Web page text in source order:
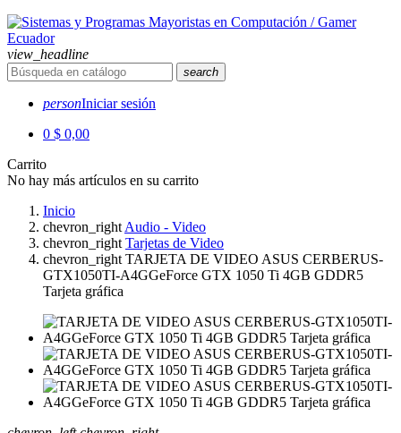
view_headline
search
personIniciar sesión
0 $ 0,00
Carrito
No hay más artículos en su carrito
Inicio
chevron_right Audio - Video
chevron_right Tarjetas de Video
chevron_right TARJETA DE VIDEO ASUS CERBERUS-
GTX1050TI-A4GGeForce GTX 1050 Ti 4GB GDDR5
Tarjeta gráfica